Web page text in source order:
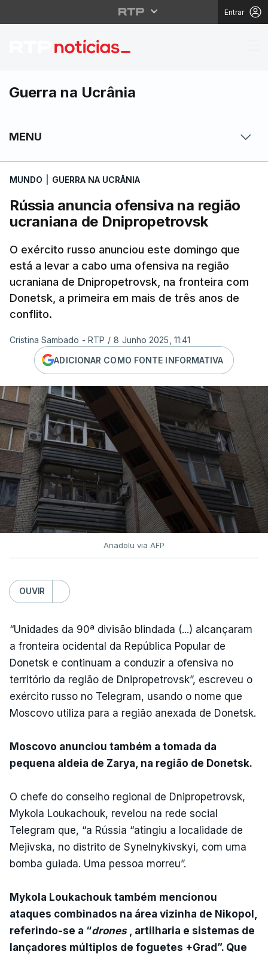
Entrar
Rússia anuncia
Guerra na Ucrânia
MENU
MUNDO GUERRA NA UCRÂNIA
Rússia anuncia ofensiva na região
ucraniana de Dnipropetrovsk
O exército russo anunciou este domingo que
está a levar a cabo uma ofensiva na região
ucraniana de Dnipropetrovsk, na fronteira com
Donetsk, a primeira em mais de três anos de
conflito.
Cristina Sambado - RTP / 8 Junho 2025, 11:41
ADICIONAR COMO FONTE INFORMATIVA
Anadolu via AFP
OUVIR
“Unidades da 90ª divisão blindada (...) alcançaram
a fronteira ocidental da República Popular de
Donetsk e continuam a conduzir a ofensiva no
território da região de Dnipropetrovsk”, escreveu o
exército russo no Telegram, usando o nome que
Moscovo utiliza para a região anexada de Donetsk.
Moscovo anunciou também a tomada da
pequena aldeia de Zarya, na região de Donetsk.
O chefe do conselho regional de Dnipropetrovsk,
Mykola Loukachouk, revelou na rede social
Telegram que, “a Rússia “atingiu a localidade de
Mejivska, no distrito de Synelnykivskyi, com uma
bomba guiada. Uma pessoa morreu”.
Mykola Loukachouk também mencionou
ataques combinados na área vizinha de Nikopol,
referindo-se a “drones
, artilharia e sistemas de
lançadores múltiplos de foguetes +Grad”. Que